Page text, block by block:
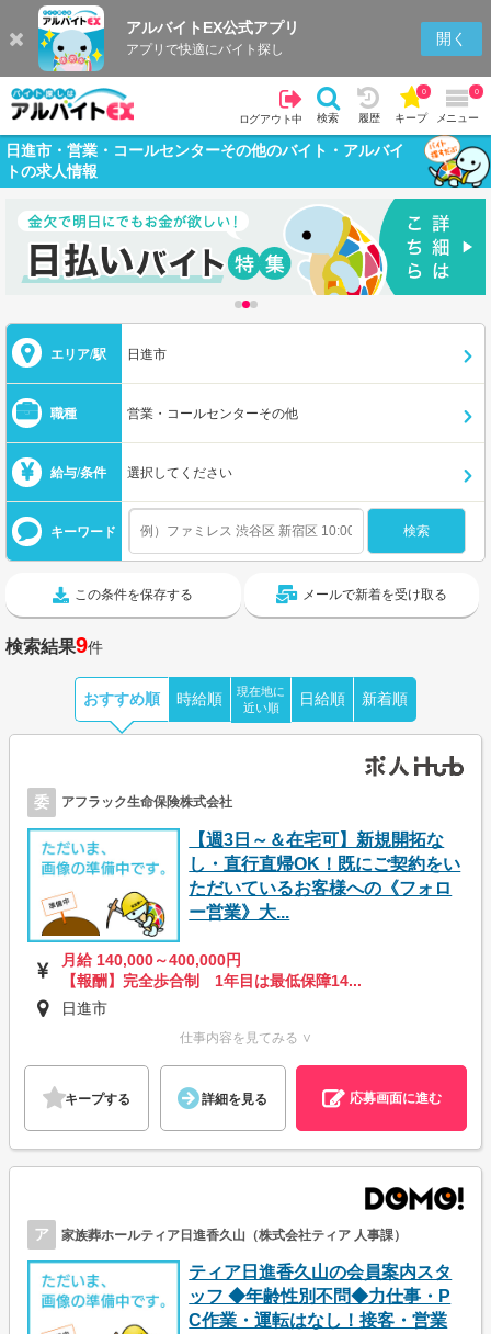
アルバイトEX公式アプリ
アプリで快適にバイト探し
開く
ログアウト中 検索 履歴 キープ
0
メニュー
0
日進市・営業・コールセンターその他のバイト・アルバイ
トの求人情報
エリア/駅 日進市
職種 営業・コールセンターその他
給与/条件 選択してください
キーワード
この条件を保存する メールで新着を受け取る
検索結果9件
おすすめ順 時給順
現在地に
近い順
日給順 新着順
委 アフラック生命保険株式会社
【週3日～＆在宅可】新規開拓な
し・直行直帰OK！既にご契約をい
ただいているお客様への《フォロ
ー営業》大...
月給 140,000～400,000円
【報酬】完全歩合制 1年目は最低保障14...
日進市
仕事内容を見てみる ∨
キープする 詳細を見る 応募画面に進む
ア 家族葬ホールティア日進香久山（株式会社ティア 人事課）
ティア日進香久山の会員案内スタ
ッフ ◆年齢性別不問◆力仕事・P
C作業・運転はなし！接客・営業